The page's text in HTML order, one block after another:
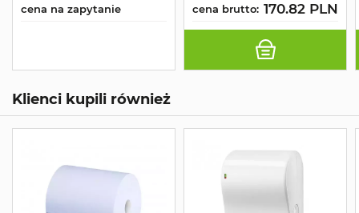
cena na zapytanie cena brutto: 170.82 PLN
Klienci kupili również